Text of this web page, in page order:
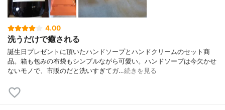
4.00
洗うだけで癒される
誕生日プレゼントに頂いたハンドソープとハンドクリームのセット商
品。箱も包みの布袋もシンプルながら可愛い。ハンドソープは今欠かせ
ないモノで、市販のだと洗いすぎてガ…続きを見る